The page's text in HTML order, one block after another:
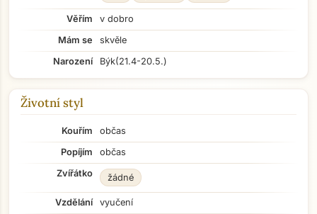
Věřím
v dobro
Mám se
skvěle
Narození
Býk(21.4-20.5.)
Životní styl
Kouřím
občas
Popíjím
občas
Zvířátko
žádné
Vzdělání
vyučení